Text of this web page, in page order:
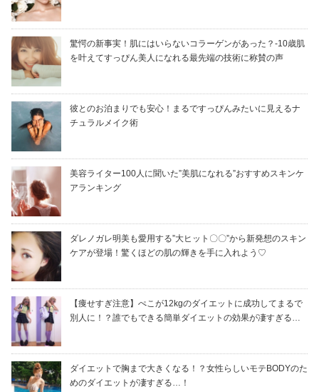
驚愕の新事実！肌にはいらないコラーゲンがあった？-10歳肌
を叶えてすっぴん美人になれる最先端の技術に称賛の声
彼とのお泊まりでも安心！まるですっぴんみたいに見えるナ
チュラルメイク術
美容ライター100人に聞いた”美肌になれる”おすすめスキンケ
アランキング
ダレノガレ明美も愛用する”大ヒット〇〇”から新発想のスキン
ケアが登場！驚くほどの肌の輝きを手に入れよう♡
【痩せすぎ注意】ぺこが12kgのダイエットに成功してまるで
別人に！？誰でもできる簡単ダイエットの効果が凄すぎる…
ダイエットで胸まで大きくなる！？女性らしいモテBODYのた
めのダイエットが凄すぎる…！